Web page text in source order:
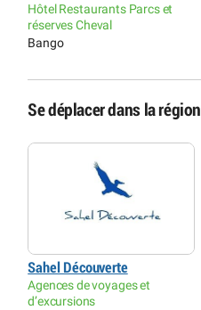
Hôtel Restaurants Parcs et
réserves Cheval
Bango
Se déplacer dans la région
Sahel Découverte
Agences de voyages et
d’excursions